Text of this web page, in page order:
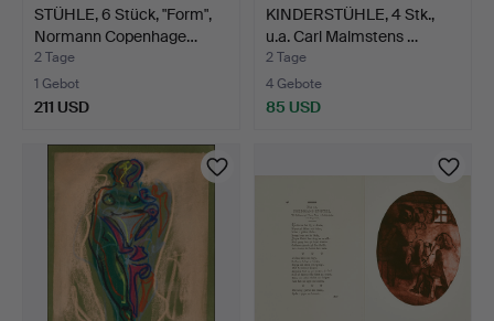
STÜHLE, 6 Stück, "Form",
Normann Copenhage…
2 Tage
1 Gebot
211 USD
KINDERSTÜHLE, 4 Stk.,
u.a. Carl Malmstens …
2 Tage
4 Gebote
85 USD